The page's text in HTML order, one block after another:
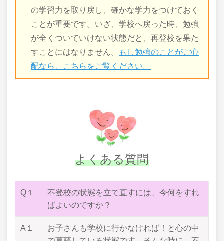
の学習力を取り戻し、確かな学力をつけておく
ことが重要です。いざ、学校へ戻った時、勉強
が全くついていけない状態だと、再登校を果た
すことにはなりません。
もし勉強のことがご心
配なら、こちらをご覧ください。
よくある質問
Q１
不登校の状態を立て直すには、今何をすれ
ばよいのですか？
A１
お子さんも学校に行かなければ！と心の中